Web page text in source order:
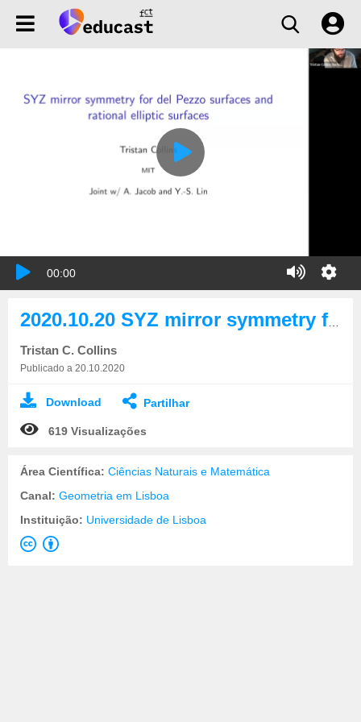
00:00
Tristan C. Collins
Publicado a 20.10.2020
Download Partilhar
619 Visualizações
Área Científica: Ciências Naturais e Matemática
Canal: Geometria em Lisboa
Instituição: Universidade de Lisboa